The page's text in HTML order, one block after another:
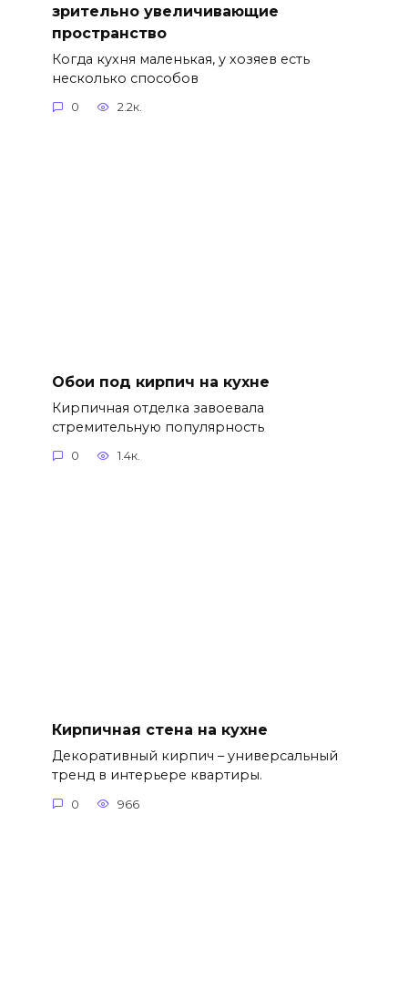
зрительно увеличивающие
пространство
Когда кухня маленькая, у хозяев есть
несколько способов
0 2.2к.
Обои под кирпич на кухне
Кирпичная отделка завоевала
стремительную популярность
0 1.4к.
Кирпичная стена на кухне
Декоративный кирпич – универсальный
тренд в интерьере квартиры.
0 966